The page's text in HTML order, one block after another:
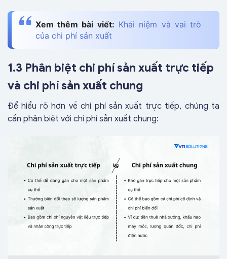
Xem thêm bài viết: Khái niệm và vai trò
của chi phí sản xuất
1.3 Phân biệt chi phí sản xuất trực tiếp
và chi phí sản xuất chung
Để hiểu rõ hơn về chi phí sản xuất trực tiếp, chúng ta
cần phân biệt với chi phí sản xuất chung: